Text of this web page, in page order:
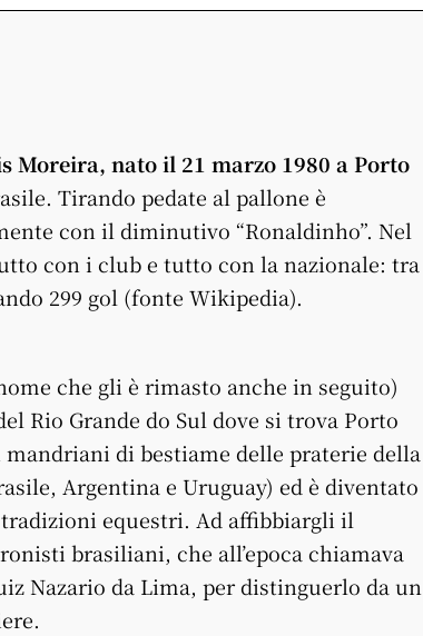
Moreira, nato il 21 marzo 1980 a Porto
Tirando pedate al pallone è
con il diminutivo “Ronaldinho”. Nel
con i club e tutto con la nazionale: tra
299 gol (fonte Wikipedia).
che gli è rimasto anche in seguito)
Rio Grande do Sul dove si trova Porto
di bestiame delle praterie della
Argentina e Uruguay) ed è diventato
equestri. Ad affibbiargli il
brasiliani, che all’epoca chiamava
Nazario da Lima, per distinguerlo da un